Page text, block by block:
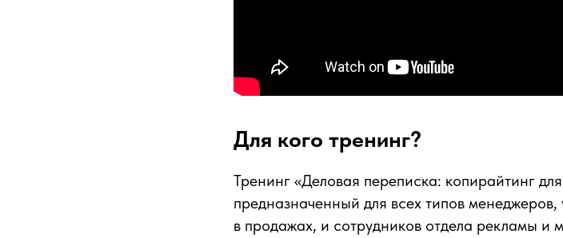
Для кого тренинг?
Тренинг «Деловая переписка: копирайтинг
предназначенный для всех типов менеджеров,
в продажах, и сотрудников отдела рекламы и